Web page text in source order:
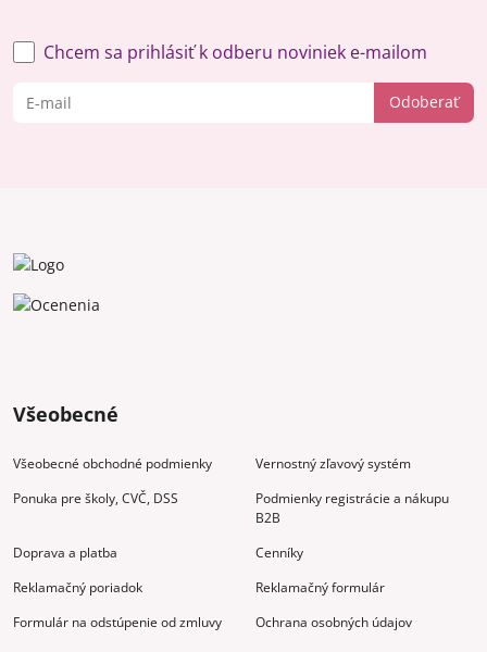
Odoberať
Chcem sa prihlásiť k odberu noviniek e-mailom
Všeobecné
Všeobecné obchodné podmienky
Vernostný zľavový systém
Ponuka pre školy, CVČ, DSS
Podmienky registrácie a nákupu
B2B
Doprava a platba
Cenníky
Reklamačný poriadok
Reklamačný formulár
Formulár na odstúpenie od zmluvy
Ochrana osobných údajov